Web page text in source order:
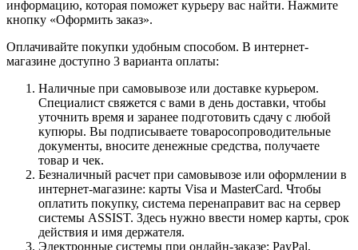
информацию, которая поможет курьеру вас найти. Нажмите
кнопку «Оформить заказ».
Оплачивайте покупки удобным способом. В интернет-
магазине доступно 3 варианта оплаты:
Наличные при самовывозе или доставке курьером.
Специалист свяжется с вами в день доставки, чтобы
уточнить время и заранее подготовить сдачу с любой
купюры. Вы подписываете товаросопроводительные
документы, вносите денежные средства, получаете
товар и чек.
Безналичный расчет при самовывозе или оформлении в
интернет-магазине: карты Visa и MasterCard. Чтобы
оплатить покупку, система перенаправит вас на сервер
системы ASSIST. Здесь нужно ввести номер карты, срок
действия и имя держателя.
Электронные системы при онлайн-заказе: PayPal,